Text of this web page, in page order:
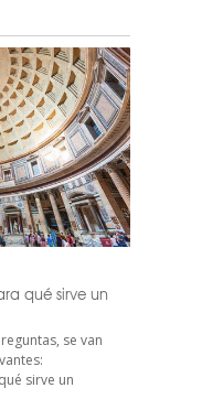
qué sirve un
se van
sirve un